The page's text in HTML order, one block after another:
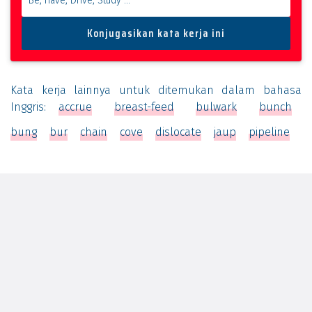
Kata kerja lainnya untuk ditemukan dalam bahasa
Inggris: accrue breast-feed bulwark
bunch
bung
bur chain cove dislocate jaup pipeline